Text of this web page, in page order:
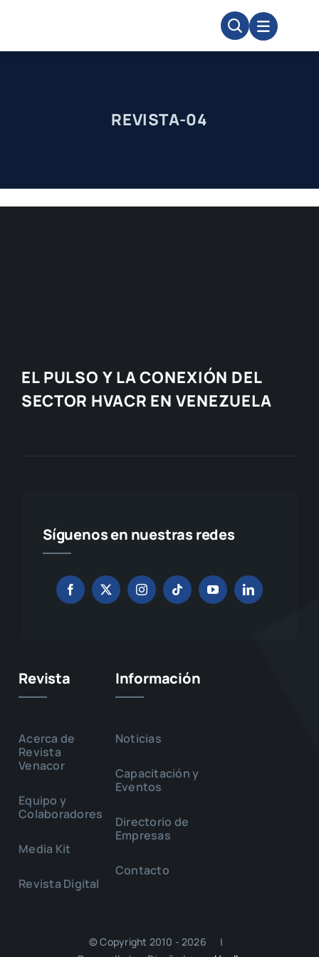
content
REVISTA-04
EL PULSO Y LA CONEXIÓN DEL
SECTOR HVACR EN VENEZUELA
Síguenos en nuestras redes
Revista
Acerca de
Revista
Venacor
Equipo y
Colaboradores
Media Kit
Revista Digital
Información
Noticias
Capacitación y
Eventos
Directorio de
Empresas
Contacto
© Copyright 2010 - 2026 |